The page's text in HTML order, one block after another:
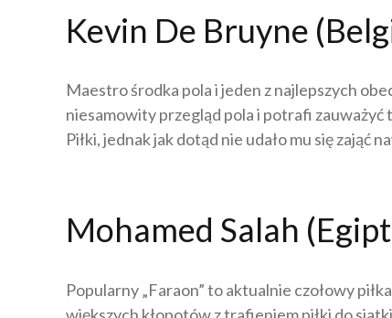
Kevin De Bruyne
Maestro środka pola i jeden z najlepszych
niesamowity przegląd pola i potrafi
Piłki, jednak jak dotąd nie udało mu się zająć
Mohamed Salah
Popularny „Faraon” to aktualnie czołowy